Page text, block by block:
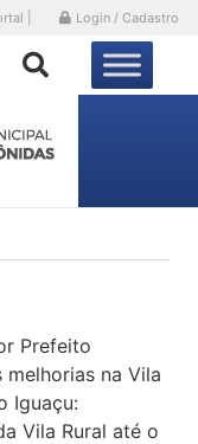
| Login / Cadastro
Prefeito
na Vila
Iguaçu:
Vila Rural até o